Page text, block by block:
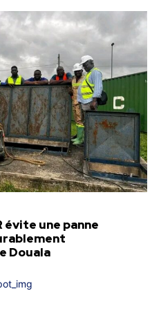
évite une panne
Douala